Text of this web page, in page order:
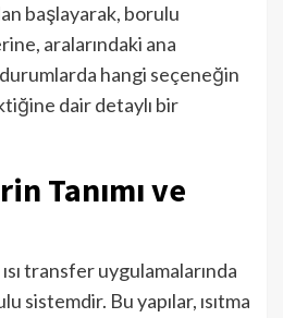
başlayarak, borulu
aralarındaki ana
hangi seçeneğin
dair detaylı bir
Tanımı ve
transfer uygulamalarında
sistemdir. Bu yapılar, ısıtma